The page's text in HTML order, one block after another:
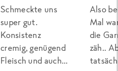
Schmeckte uns
super gut.
Konsistenz
cremig, genügend
Fleisch und auch
Also
Mal
die
zäh..